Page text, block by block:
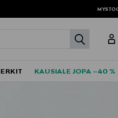
KAUSIALE JOPA –40 %